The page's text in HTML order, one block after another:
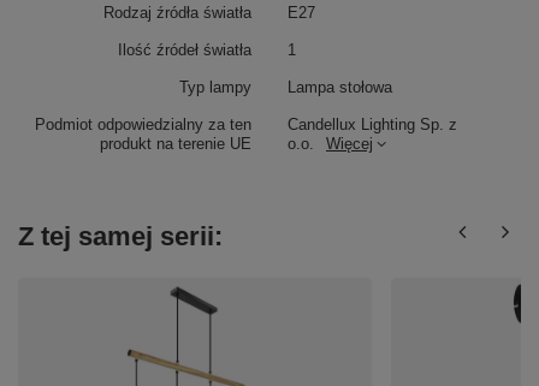
Podmiot odpowiedzialny za ten
produkt na terenie UE
Candellux Lighting Sp. z
o.o.
Więcej
Rodzaj źródła światła E27
Ilość źródeł światła 1
Typ lampy Lampa stołowa
Z tej samej serii: